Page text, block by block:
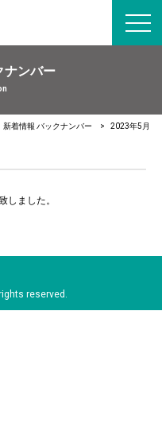
ナンバー
新着情報 バックナンバー 2023年5月
しました。
reserved.